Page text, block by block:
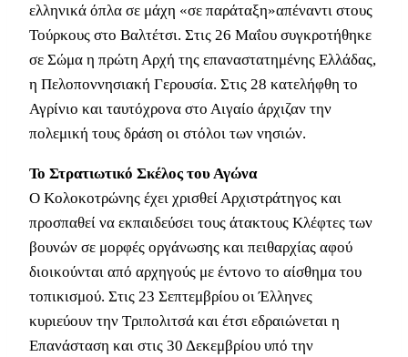
ελληνικά όπλα σε μάχη «σε παράταξη»απέναντι στους
Τούρκους στο Βαλτέτσι. Στις 26 Μαΐου συγκροτήθηκε
σε Σώμα η πρώτη Αρχή της επαναστατημένης Ελλάδας,
η Πελοποννησιακή Γερουσία. Στις 28 κατελήφθη το
Αγρίνιο και ταυτόχρονα στο Αιγαίο άρχιζαν την
πολεμική τους δράση οι στόλοι των νησιών.
Το Στρατιωτικό Σκέλος του Αγώνα
Ο Κολοκοτρώνης έχει χρισθεί Αρχιστράτηγος και
προσπαθεί να εκπαιδεύσει τους άτακτους Κλέφτες των
βουνών σε μορφές οργάνωσης και πειθαρχίας αφού
διοικούνται από αρχηγούς με έντονο το αίσθημα του
τοπικισμού. Στις 23 Σεπτεμβρίου οι Έλληνες
κυριεύουν την Τριπολιτσά και έτσι εδραιώνεται η
Επανάσταση και στις 30 Δεκεμβρίου υπό την